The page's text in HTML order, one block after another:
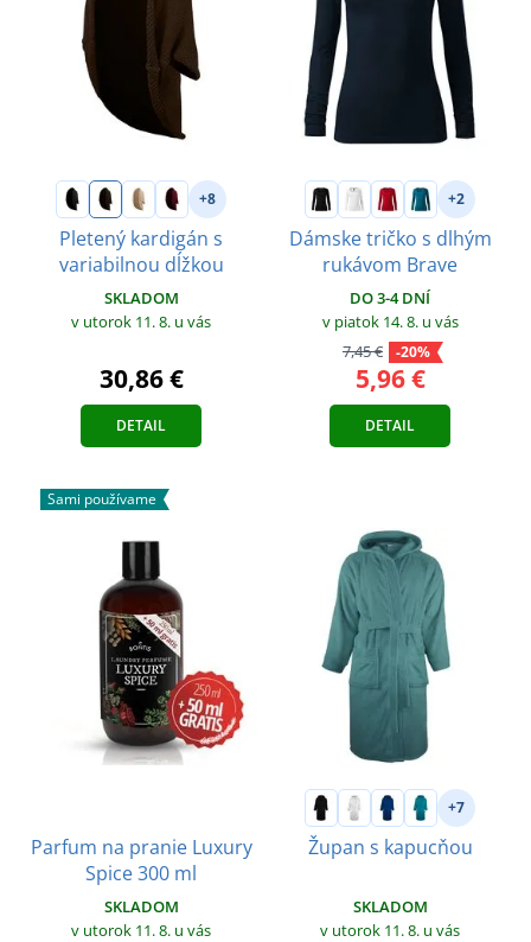
+8
Pletený kardigán s
variabilnou dĺžkou
SKLADOM
v utorok 11. 8. u vás
30,86 €
DETAIL
+2
Dámske tričko s dlhým
rukávom Brave
DO 3-4 DNÍ
v piatok 14. 8. u vás
7,45 €
-20%
5,96 €
DETAIL
Sami používame
Parfum na pranie Luxury
Spice 300 ml
SKLADOM
v utorok 11. 8. u vás
+7
Župan s kapucňou
SKLADOM
v utorok 11. 8. u vás